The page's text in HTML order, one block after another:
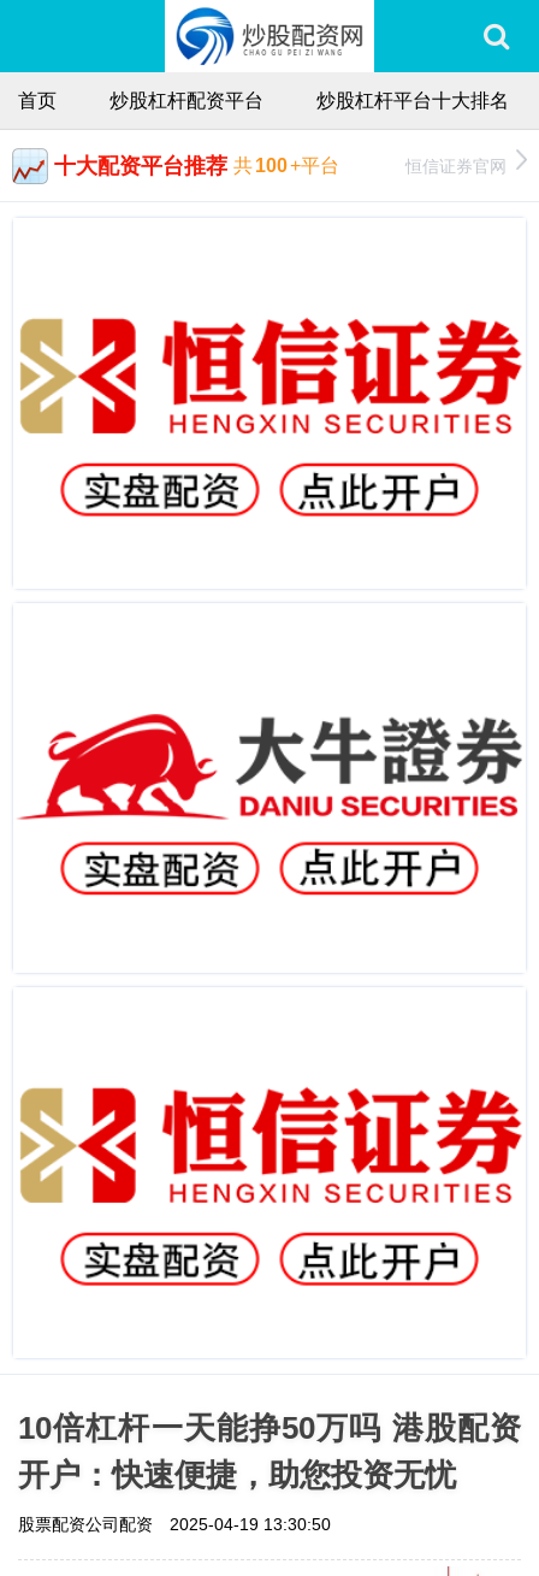
首页 炒股杠杆配资平台 炒股杠杆平台十大排名
十大配资平台推荐 共100+平台 恒信证券官网
10倍杠杆一天能挣50万吗 港股配资
开户：快速便捷，助您投资无忧
股票配资公司配资 2025-04-19 13:30:50